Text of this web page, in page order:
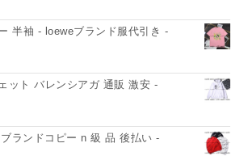
半袖 - loeweブランド服代引き -
ット バレンシアガ 通販 激安 -
ランドコピー n 級 品 後払い -